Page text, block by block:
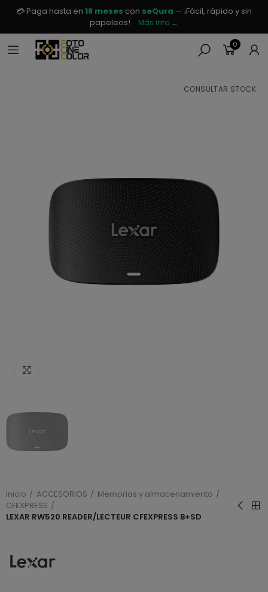
💳 Paga hasta en 18 meses con seQura — ¡Fácil, rápido y sin
papeleos!
Más info →
0
CONSULTAR STOCK
Inicio ACCESORIOS
Memorias y almacenamiento
CFEXPRESS
LEXAR RW520 READER/LECTEUR CFEXPRESS B+SD